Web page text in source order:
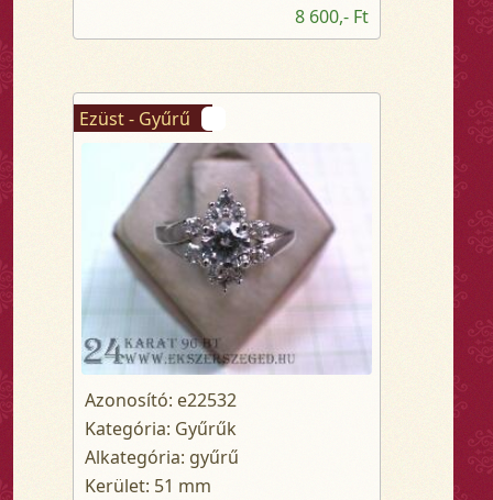
8 600,- Ft
Ezüst - Gyűrű
Azonosító: e22532
Kategória: Gyűrűk
Alkategória: gyűrű
Kerület: 51 mm